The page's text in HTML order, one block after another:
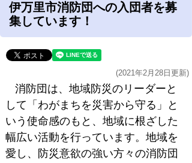
伊万里市消防団への入団者を募
集しています！
(2021年2月28日更新)
消防団は、地域防災のリーダーと
して「わがまちを災害から守る」と
いう使命感のもと、地域に根ざした
幅広い活動を行っています。地域を
愛し、防災意欲の強い方々の消防団